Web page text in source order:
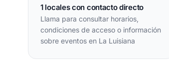
1 locales con contacto directo
Llama para consultar horarios,
condiciones de acceso o información
sobre eventos en La Luisiana